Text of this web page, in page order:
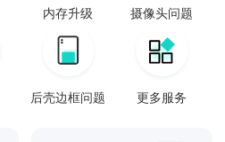
内存升级 摄像头问题
后壳边框问题 更多服务